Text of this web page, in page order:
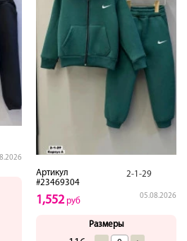
Артикул
#23469304
2-1-29
05.08.2026
1,552руб
Размеры